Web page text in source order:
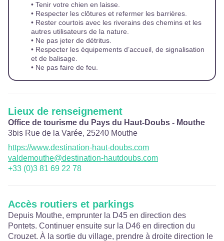
• Tenir votre chien en laisse.
• Respecter les clôtures et refermer les barrières.
• Rester courtois avec les riverains des chemins et les
autres utilisateurs de la nature.
• Ne pas jeter de détritus.
• Respecter les équipements d’accueil, de signalisation
et de balisage.
• Ne pas faire de feu.
Lieux de renseignement
Office de tourisme du Pays du Haut-Doubs - Mouthe
3bis Rue de la Varée, 25240 Mouthe
https://www.destination-haut-doubs.com
valdemouthe@destination-hautdoubs.com
+33 (0)3 81 69 22 78
Accès routiers et parkings
Depuis Mouthe, emprunter la D45 en direction des
Pontets. Continuer ensuite sur la D46 en direction du
Crouzet. À la sortie du village, prendre à droite direction le